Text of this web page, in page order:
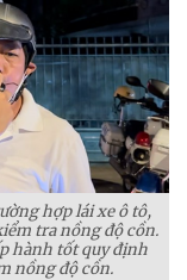
hợp lái xe ô tô,
tra nồng độ cồn.
hành tốt quy định
nồng độ cồn.